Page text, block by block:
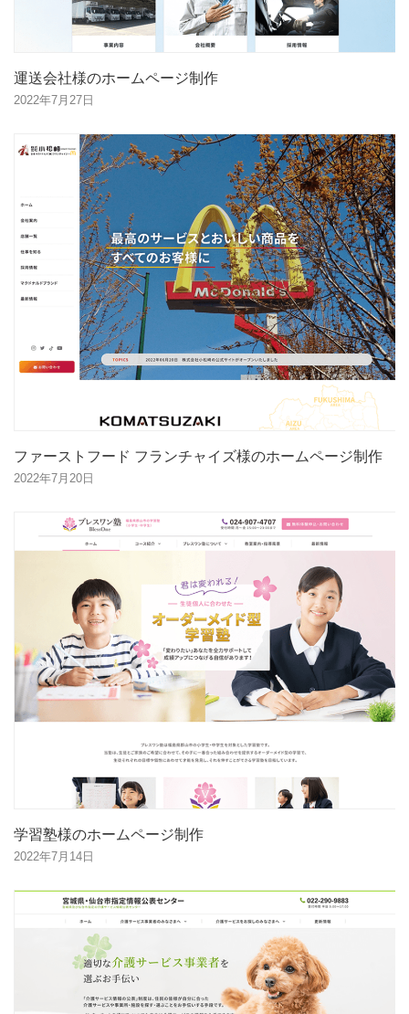
運送会社様のホームページ制作
2022年7月27日
ファーストフード フランチャイズ様のホームページ制作
2022年7月20日
学習塾様のホームページ制作
2022年7月14日